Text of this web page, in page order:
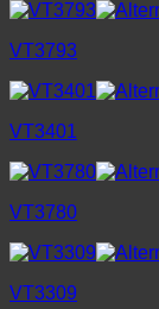
VT3793
VT3401
VT3780
VT3309